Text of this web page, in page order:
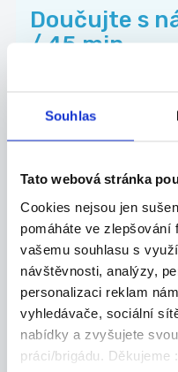
Souhlas
Tato webová stránka
Cookies nejsou jen
pomáháte ve
vašemu souhlasu s
návštěvnosti, analýzy,
personalizaci reklam
vyhledávače, sociální
nabídky a zvyšujete
práci/brigádu. Děkujeme
Doučujte s
/ 45 min
Doučujte to, co vám
Břeclav
Škola Populo
Doučujte s
/ 45 min
Doučujte to, co vám
vyhov...
Hodonín